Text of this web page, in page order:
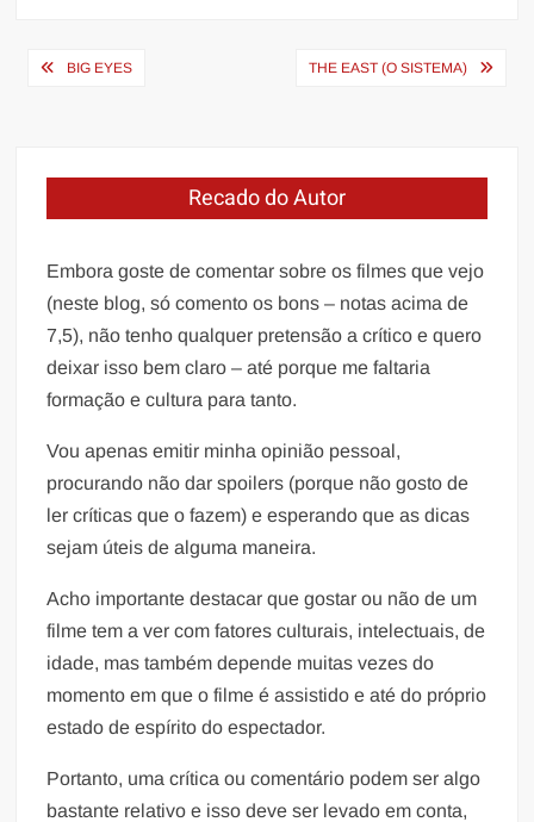
Navegação
BIG EYES THE EAST (O SISTEMA)
Recado do Autor
Embora goste de comentar sobre os filmes que vejo
(neste blog, só comento os bons – notas acima de
7,5), não tenho qualquer pretensão a crítico e quero
deixar isso bem claro – até porque me faltaria
formação e cultura para tanto.
Vou apenas emitir minha opinião pessoal,
procurando não dar spoilers (porque não gosto de
ler críticas que o fazem) e esperando que as dicas
sejam úteis de alguma maneira.
Acho importante destacar que gostar ou não de um
filme tem a ver com fatores culturais, intelectuais, de
idade, mas também depende muitas vezes do
momento em que o filme é assistido e até do próprio
estado de espírito do espectador.
Portanto, uma crítica ou comentário podem ser algo
bastante relativo e isso deve ser levado em conta,